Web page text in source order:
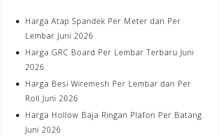
Harga Atap Spandek Per Meter dan Per
Lembar Juni 2026
Harga GRC Board Per Lembar Terbaru Juni
2026
Harga Besi Wiremesh Per Lembar dan Per
Roll Juni 2026
Harga Hollow Baja Ringan Plafon Per Batang
Juni 2026